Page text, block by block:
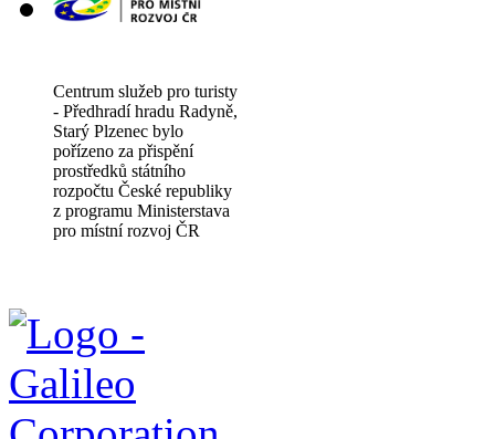
Centrum služeb pro turisty
- Předhradí hradu Radyně,
Starý Plzenec bylo
pořízeno za přispění
prostředků státního
rozpočtu České republiky
z programu Ministerstava
pro místní rozvoj ČR